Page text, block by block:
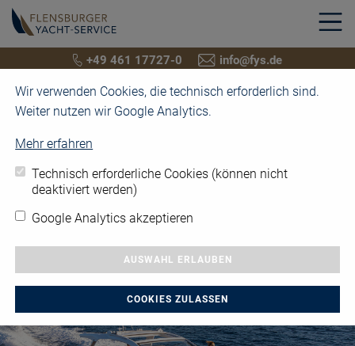
Wir verwenden Cookies, die technisch erforderlich sind.
Weiter nutzen wir Google Analytics.
Mehr erfahren
Technisch erforderliche Cookies (können nicht
deaktiviert werden)
Google Analytics akzeptieren
AUSWAHL ERLAUBEN
COOKIES ZULASSEN
+49 461 17727-0 info@fys.de